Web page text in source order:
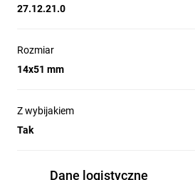
27.12.21.0
Rozmiar
14x51 mm
Z wybijakiem
Tak
Dane logistyczne